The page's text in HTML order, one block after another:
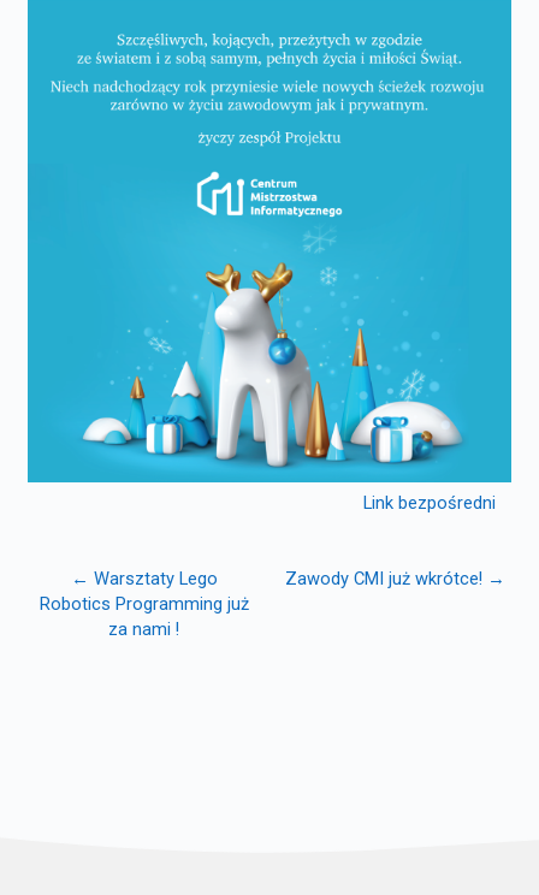
Link bezpośredni
← Warsztaty Lego
Robotics Programming już
za nami !
Zawody CMI już wkrótce! →